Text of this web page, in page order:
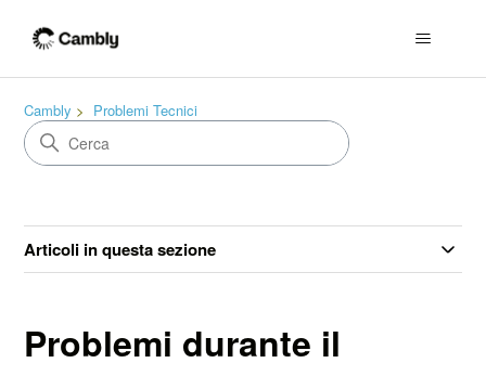
Cambly Problemi Tecnici
Articoli in questa sezione
Problemi durante il